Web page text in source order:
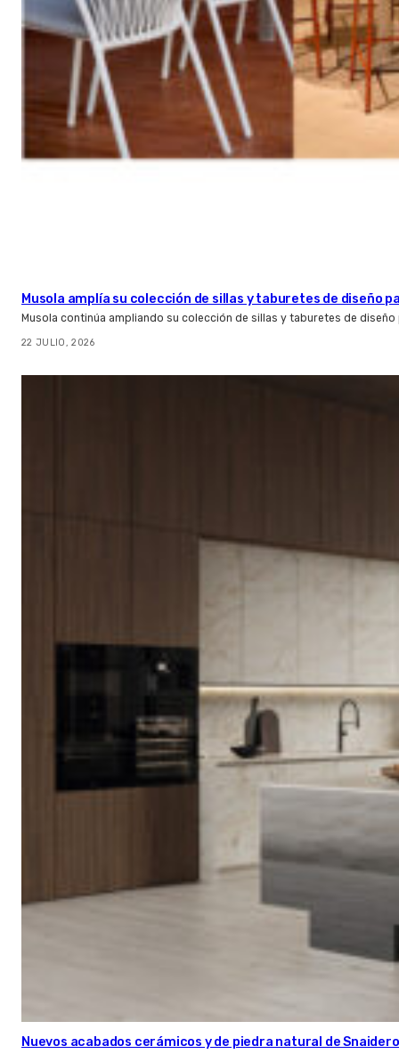
Musola amplía su colección de sillas y taburetes de diseño
Musola continúa ampliando su colección de sillas y taburetes de
22 JULIO, 2026
Nuevos acabados cerámicos y de piedra natural de Snaidero